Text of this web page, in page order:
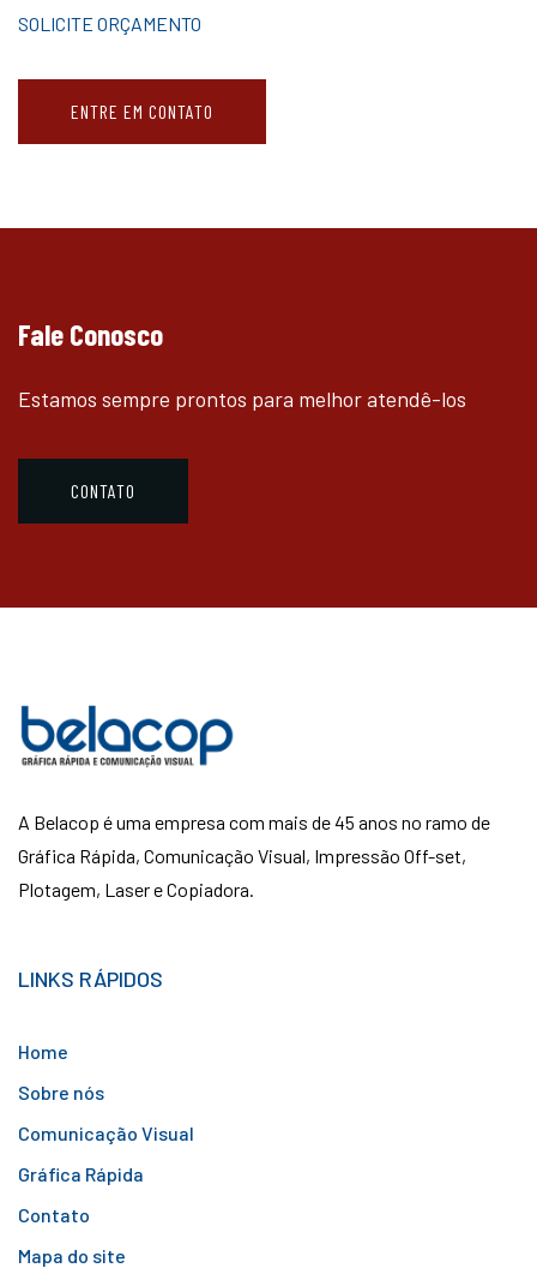
SOLICITE ORÇAMENTO
ENTRE EM CONTATO
Fale Conosco
Estamos sempre prontos para melhor atendê-los
CONTATO
A Belacop é uma empresa com mais de 45 anos no ramo de
Gráfica Rápida, Comunicação Visual, Impressão Off-set,
Plotagem, Laser e Copiadora.
LINKS RÁPIDOS
Home
Sobre nós
Comunicação Visual
Gráfica Rápida
Contato
Mapa do site